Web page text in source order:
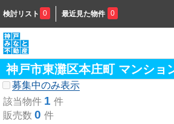
検討リスト 0 最近見た物件 0
神戸市東灘区本庄町 マンショ
募集中のみ表示
該当物件 1 件
販売数 0 件